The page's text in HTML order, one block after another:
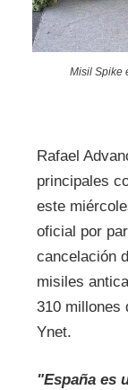
Misil Spike
Rafael
principales
este
oficial por
cancelación
misiles
310 millones
Ynet.
"España es